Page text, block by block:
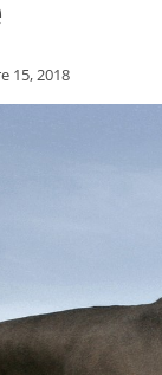
15, 2018